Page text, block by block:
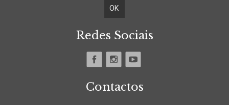
Redes Sociais
Contactos